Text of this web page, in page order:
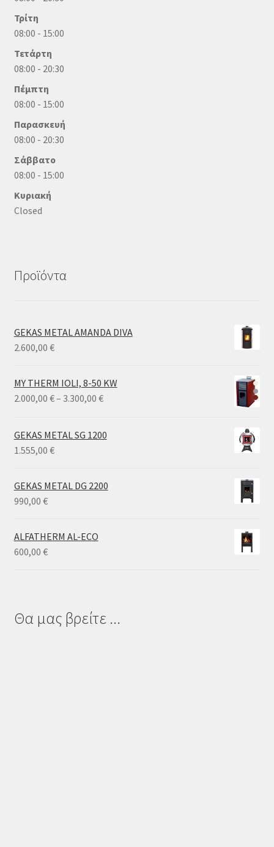
Τρίτη
08:00 - 15:00
Τετάρτη
08:00 - 20:30
Πέμπτη
08:00 - 15:00
Παρασκευή
08:00 - 20:30
Σάββατο
08:00 - 15:00
Κυριακή
Closed
Προϊόντα
GEKAS METAL AMANDA DIVA
2.600,00 €
MY THERM IOLI, 8-50 KW
2.000,00 €– 3.300,00 €Price
through
GEKAS METAL SG 1200
1.555,00 €
GEKAS METAL DG 2200
990,00 €
ALFATHERM AL-ECO
600,00 €
Θα μας βρείτε ...